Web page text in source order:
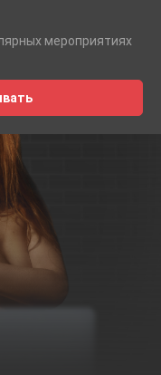
мероприятиях